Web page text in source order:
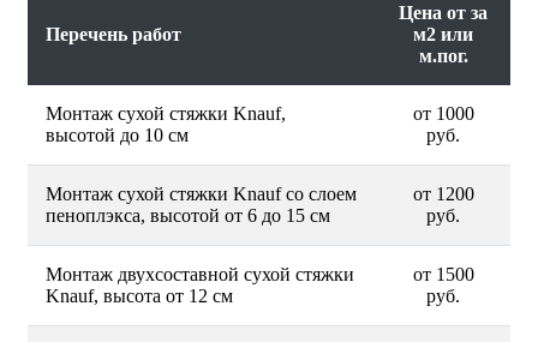
Перечень работ
Цена от за
м2 или
м.пог.
Монтаж сухой стяжки Knauf,
высотой до 10 см
от 1000
руб.
Монтаж сухой стяжки Knauf со слоем
пеноплэкса, высотой от 6 до 15 см
от 1200
руб.
Монтаж двухсоставной сухой стяжки
Knauf, высота от 12 см
от 1500
руб.